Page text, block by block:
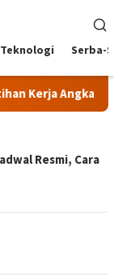
Teknologi Serba-
Angkatan 1
Resmi, Cara